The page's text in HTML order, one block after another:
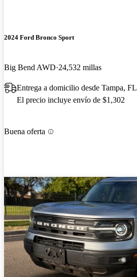
2024 Ford Bronco Sport
Big Bend AWD 24,532 millas
Entrega a domicilio desde Tampa, FL
El precio incluye envío de $1,302
Buena oferta